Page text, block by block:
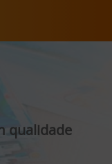
qualidade